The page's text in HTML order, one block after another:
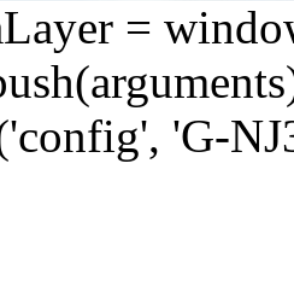
=
'G-